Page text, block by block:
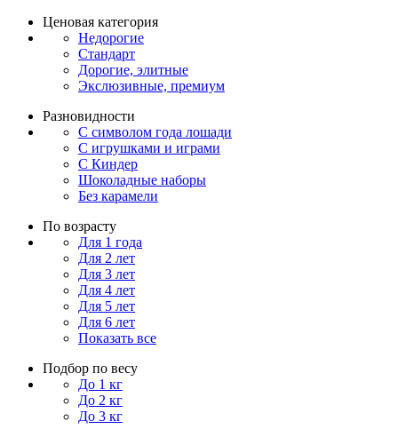
Ценовая категория
Недорогие
Стандарт
Дорогие, элитные
Экслюзивные, премиум
Разновидности
С символом года лошади
С игрушками и играми
С Киндер
Шоколадные наборы
Без карамели
По возрасту
Для 1 года
Для 2 лет
Для 3 лет
Для 4 лет
Для 5 лет
Для 6 лет
Показать все
Подбор по весу
До 1 кг
До 2 кг
До 3 кг